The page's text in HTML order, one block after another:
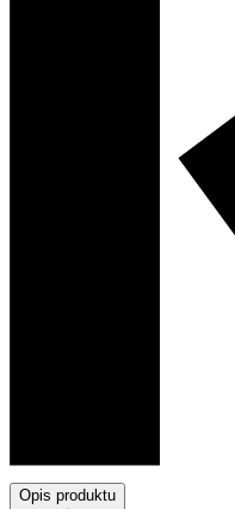
Opis produktu